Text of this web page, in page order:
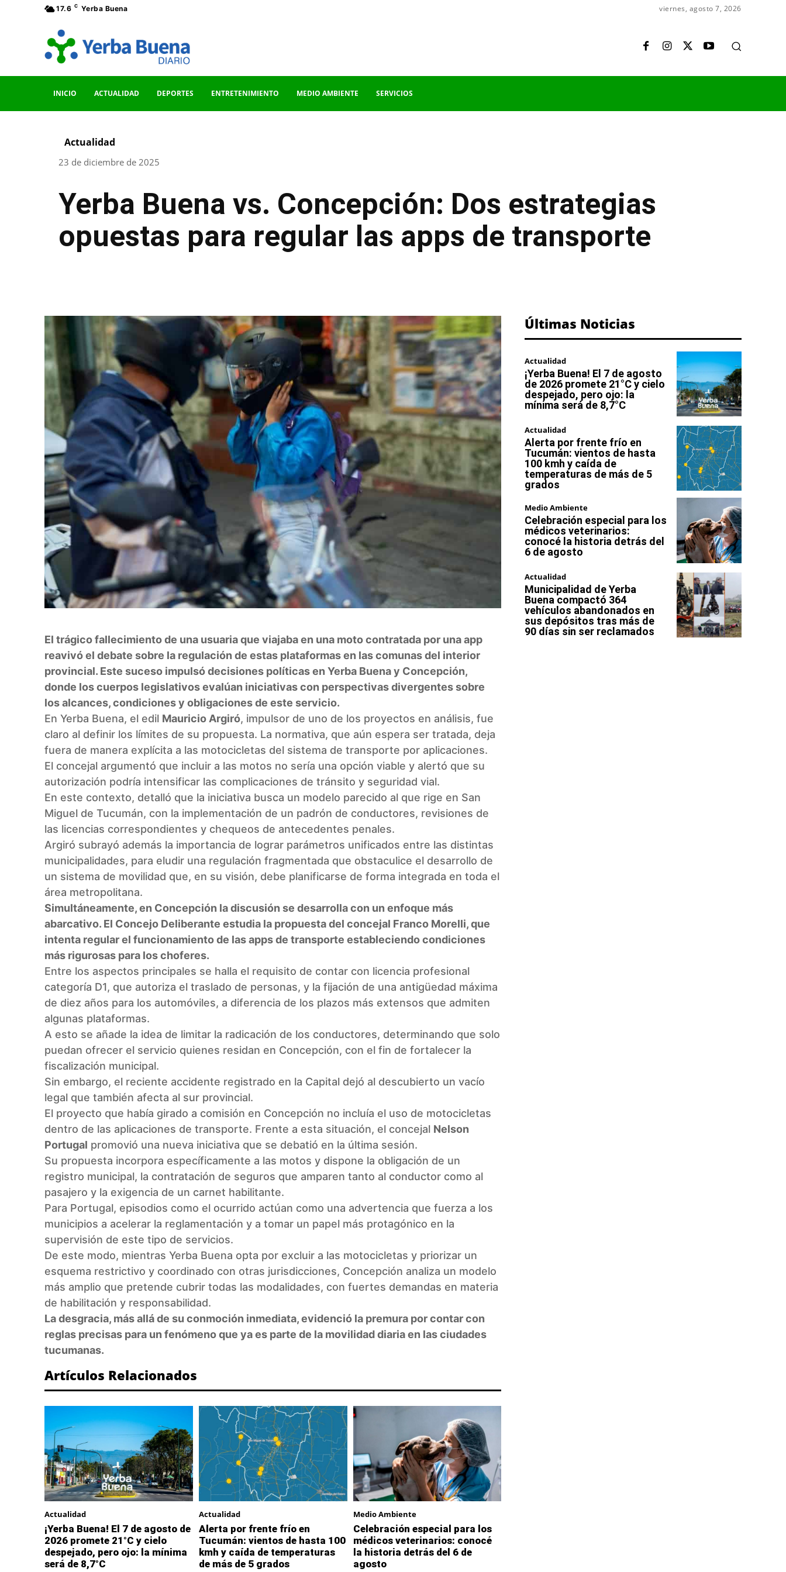
17.6 C Yerba Buena viernes, agosto 7, 2026
INICIO ACTUALIDAD DEPORTES ENTRETENIMIENTO MEDIO AMBIENTE SERVICIOS
Actualidad
23 de diciembre de 2025
Yerba Buena vs. Concepción: Dos estrategias
opuestas para regular las apps de transporte
El trágico fallecimiento de una usuaria que viajaba en una moto contratada por una app
reavivó el debate sobre la regulación de estas plataformas en las comunas del interior
provincial. Este suceso impulsó decisiones políticas en Yerba Buena y Concepción,
donde los cuerpos legislativos evalúan iniciativas con perspectivas divergentes sobre
los alcances, condiciones y obligaciones de este servicio.
En Yerba Buena, el edil Mauricio Argiró, impulsor de uno de los proyectos en análisis, fue
claro al definir los límites de su propuesta. La normativa, que aún espera ser tratada, deja
fuera de manera explícita a las motocicletas del sistema de transporte por aplicaciones.
El concejal argumentó que incluir a las motos no sería una opción viable y alertó que su
autorización podría intensificar las complicaciones de tránsito y seguridad vial.
En este contexto, detalló que la iniciativa busca un modelo parecido al que rige en San
Miguel de Tucumán, con la implementación de un padrón de conductores, revisiones de
las licencias correspondientes y chequeos de antecedentes penales.
Argiró subrayó además la importancia de lograr parámetros unificados entre las distintas
municipalidades, para eludir una regulación fragmentada que obstaculice el desarrollo de
un sistema de movilidad que, en su visión, debe planificarse de forma integrada en toda el
área metropolitana.
Simultáneamente, en Concepción la discusión se desarrolla con un enfoque más
abarcativo. El Concejo Deliberante estudia la propuesta del concejal Franco Morelli, que
intenta regular el funcionamiento de las apps de transporte estableciendo condiciones
más rigurosas para los choferes.
Entre los aspectos principales se halla el requisito de contar con licencia profesional
categoría D1, que autoriza el traslado de personas, y la fijación de una antigüedad máxima
de diez años para los automóviles, a diferencia de los plazos más extensos que admiten
algunas plataformas.
A esto se añade la idea de limitar la radicación de los conductores, determinando que solo
puedan ofrecer el servicio quienes residan en Concepción, con el fin de fortalecer la
fiscalización municipal.
Sin embargo, el reciente accidente registrado en la Capital dejó al descubierto un vacío
legal que también afecta al sur provincial.
El proyecto que había girado a comisión en Concepción no incluía el uso de motocicletas
dentro de las aplicaciones de transporte. Frente a esta situación, el concejal Nelson
Portugal promovió una nueva iniciativa que se debatió en la última sesión.
Su propuesta incorpora específicamente a las motos y dispone la obligación de un
registro municipal, la contratación de seguros que amparen tanto al conductor como al
pasajero y la exigencia de un carnet habilitante.
Para Portugal, episodios como el ocurrido actúan como una advertencia que fuerza a los
municipios a acelerar la reglamentación y a tomar un papel más protagónico en la
supervisión de este tipo de servicios.
De este modo, mientras Yerba Buena opta por excluir a las motocicletas y priorizar un
esquema restrictivo y coordinado con otras jurisdicciones, Concepción analiza un modelo
más amplio que pretende cubrir todas las modalidades, con fuertes demandas en materia
de habilitación y responsabilidad.
La desgracia, más allá de su conmoción inmediata, evidenció la premura por contar con
reglas precisas para un fenómeno que ya es parte de la movilidad diaria en las ciudades
tucumanas.
Artículos Relacionados
Actualidad
¡Yerba Buena! El 7 de agosto de
2026 promete 21°C y cielo
despejado, pero ojo: la mínima
será de 8,7°C
Actualidad
Alerta por frente frío en
Tucumán: vientos de hasta 100
kmh y caída de temperaturas
de más de 5 grados
Medio Ambiente
Celebración especial para los
médicos veterinarios: conocé
la historia detrás del 6 de
agosto
Últimas Noticias
Actualidad
¡Yerba Buena! El 7 de agosto
de 2026 promete 21°C y cielo
despejado, pero ojo: la
mínima será de 8,7°C
Actualidad
Alerta por frente frío en
Tucumán: vientos de hasta
100 kmh y caída de
temperaturas de más de 5
grados
Medio Ambiente
Celebración especial para los
médicos veterinarios:
conocé la historia detrás del
6 de agosto
Actualidad
Municipalidad de Yerba
Buena compactó 364
vehículos abandonados en
sus depósitos tras más de
90 días sin ser reclamados